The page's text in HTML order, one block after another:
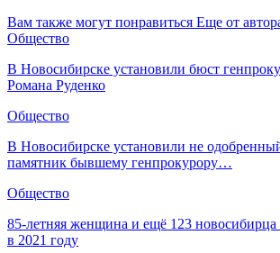
Вам также могут понравиться Еще от
Общество
В Новосибирске установили бюст
Романа Руденко
Общество
В Новосибирске установили не
памятник бывшему генпрокурору…
Общество
85-летняя женщина и ещё 123
в 2021 году